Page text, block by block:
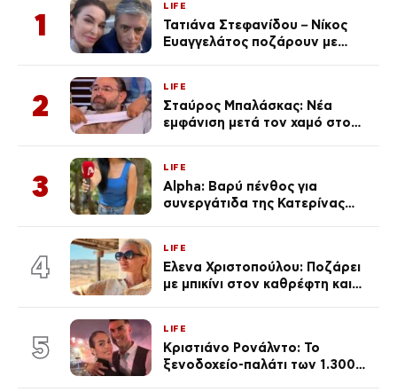
1
LIFE
Τατιάνα Στεφανίδου – Νίκος
Ευαγγελάτος ποζάρουν με
2
LIFE
Σταύρος Μπαλάσκας: Νέα
εμφάνιση μετά τον χαμό στο
3
LIFE
Alpha: Βαρύ πένθος για
συνεργάτιδα της Κατερίνας
του Θεού»
4
LIFE
Έλενα Χριστοπούλου: Ποζάρει
με μπικίνι στον καθρέφτη και
καθεμία…» (Βίντεο)
5
LIFE
Κριστιάνο Ρονάλντο: Το
ξενοδοχείο-παλάτι των 1.300